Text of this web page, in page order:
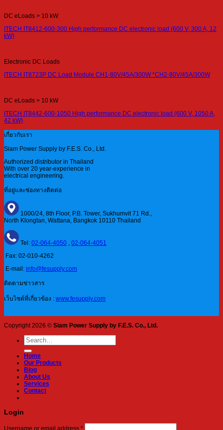
DC eLoads > 10 kW
ITECH IT8412-600-300 High performance DC electronic load (600 V, 300 A, 12
kW)
Electronic DC Loads
ITECH IT8723P DC Load Module CH1-80V/45A/300W *CH2-80V/45A/300W
DC eLoads > 10 kW
ITECH IT8442-600-1050 High performance DC electronic load (600 V, 1050 A,
42 kW)
เกี่ยวกับเรา
Siam Power Supply by F.E.S. Co., Ltd.
Authorized distributor in Thailand
With over 20 year-experience in
electrical engineering.
ที่อยู่และช่องทางติดต่อ
1000/24, 8th Floor, P.B. Tower, Sukhumvit 71 Rd.,
North Klongtan, Wattana, Bangkok 10110 Thailand
Tel: 02-064-4050 , 02-064-4051
Fax: 02-010-4262
E-mail: info@fesupply.com
ติดตามข่าวสาร
เว็บไซต์ที่เกี่ยวข้อง : www.fesupply.com
Copyright 2026 © Siam Power Supply by F.E.S. Co., Ltd.
Search
for:
Home
Our Products
Blog
About Us
Services
Contact
Login
Required